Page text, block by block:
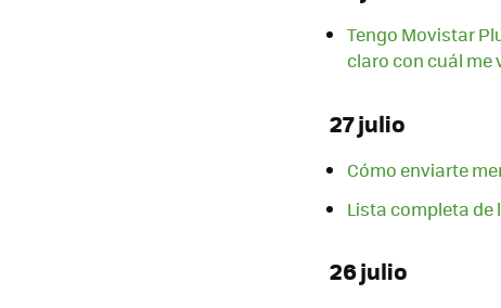
Tengo Movistar
claro con cuál me
27 julio
Cómo enviarte
Lista completa de
26 julio